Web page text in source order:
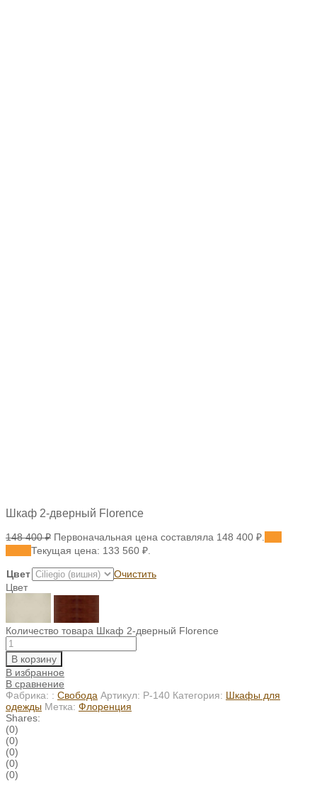
Шкаф 2-дверный Florence
148 400₽ Первоначальная цена составляла 148 400 ₽.
Текущая цена: 133 560 ₽.
Цвет
Очистить
Цвет
Количество товара Шкаф 2-дверный Florence
В корзину
В избранное
В сравнение
Фабрика: : Свобода Артикул: Р-140 Категория: Шкафы для
одежды Метка: Флоренция
Shares:
(0)
(0)
(0)
(0)
(0)